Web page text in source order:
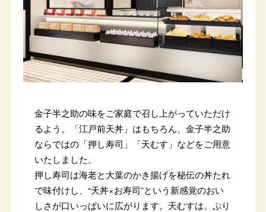
金子半之助の味をご家庭で召し上がっていただけ
るよう、「江戸前天丼」はもちろん、金子半之助
ならではの「押し寿司」「天むす」などをご用意
いたしました。
押し寿司は海老と大葉のかき揚げを秘伝の丼たれ
で味付けし、“天丼×お寿司”という新感覚のおい
しさが口いっぱいに広がります。天むすは、ぷり